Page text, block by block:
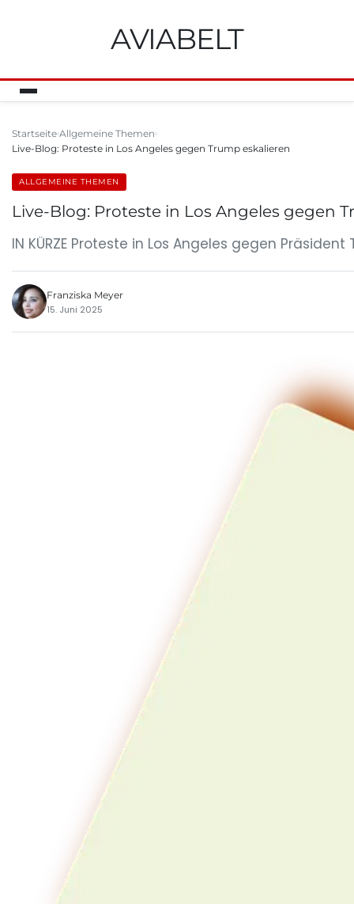
AVIABELT
Startseite Allgemeine Themen
Live-Blog: Proteste in Los Angeles gegen Trump eskalieren
ALLGEMEINE THEMEN
Live-Blog: Proteste in Los Angeles gegen
IN KÜRZE Proteste in Los Angeles gegen
Franziska Meyer
15. Juni 2025